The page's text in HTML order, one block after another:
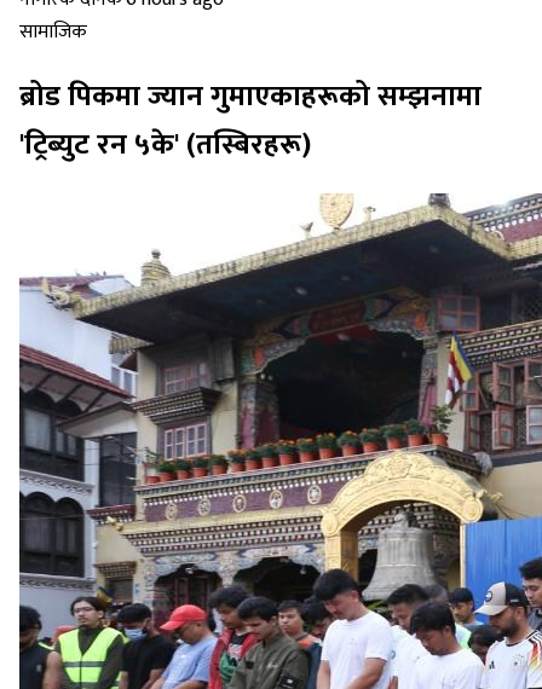
सामाजिक
ब्रोड पिकमा ज्यान गुमाएकाहरूको सम्झनामा
'ट्रिब्युट रन ५के' (तस्बिरहरू)